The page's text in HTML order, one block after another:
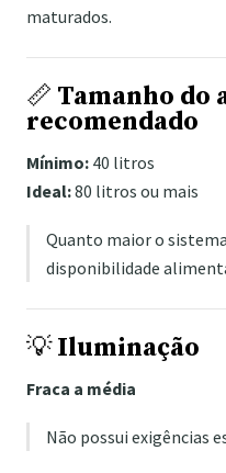
maturados.
📏 Tamanho do
recomendado
Mínimo: 40 litros
Ideal:80 litros ou mais
Quanto maior o
disponibilidade
💡Iluminação
Fraca a média
Não possui exigências